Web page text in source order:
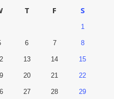
T F S
1
6 7 8
13 14 15
20 21 22
27 28 29